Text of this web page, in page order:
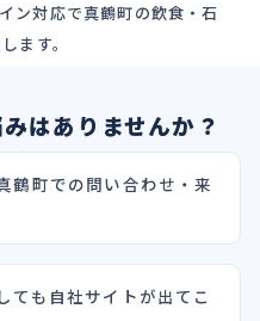
ン対応で真鶴町の飲食・石
ます。
はありませんか？
鶴町での問い合わせ・来
ても自社サイトが出てこ